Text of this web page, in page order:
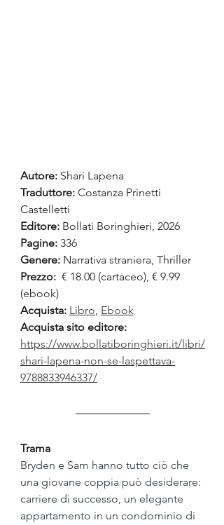
Autore: Shari Lapena
Traduttore: Costanza Prinetti
Castelletti
Editore: Bollati Boringhieri, 2026
Pagine: 336
Genere: Narrativa straniera, Thriller
Prezzo: € 18.00 (cartaceo), € 9.99
(ebook)
Acquista: Libro, Ebook
Acquista sito editore:
https://www.bollatiboringhieri.it/libri/
shari-lapena-non-se-laspettava-
9788833946337/
Trama
Bryden e Sam hanno tutto ciò che
una giovane coppia può desiderare:
carriere di successo, un elegante
appartamento in un condominio di